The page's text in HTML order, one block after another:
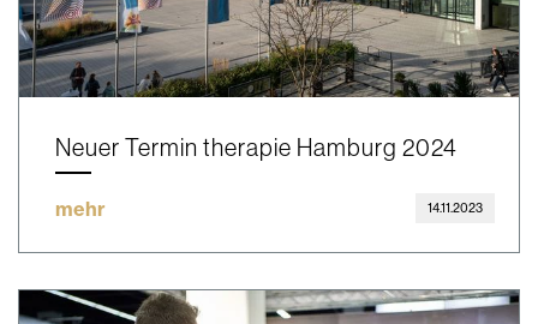
Neuer Termin therapie Hamburg 2024
mehr 14.11.2023